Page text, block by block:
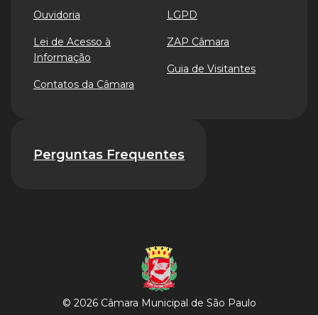
Ouvidoria
Lei de Acesso à
Informação
Contatos da Câmara
LGPD
ZAP Câmara
Guia de Visitantes
Perguntas Frequentes
© 2026 Câmara Municipal de São Paulo